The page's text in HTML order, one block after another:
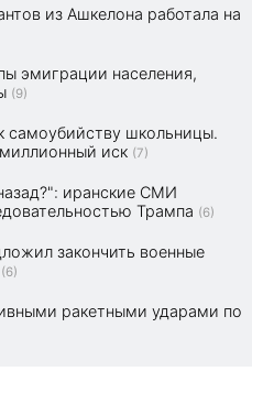
из Ашкелона работала на
эмиграции населения,
(9)
самоубийству школьницы.
иск (7)
иранские СМИ
Трампа (6)
закончить военные
(6)
ракетными ударами по